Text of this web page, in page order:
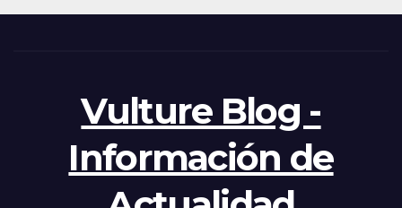
Vulture Blog -
Información de